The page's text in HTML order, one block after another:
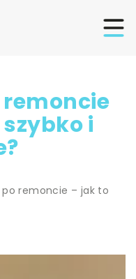
i
po remoncie – jak to